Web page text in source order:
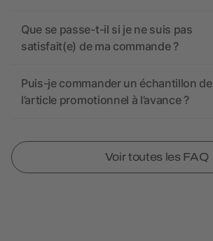
Que se passe-t-il si je ne suis pas
satisfait(e) de ma commande ?
Puis-je commander un échantillon de
l’article promotionnel à l’avance ?
Voir toutes les FAQ